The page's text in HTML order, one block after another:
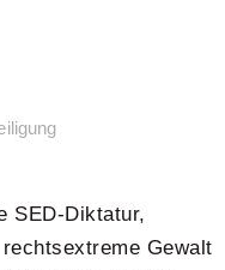
SED-Diktatur,
Gewalt